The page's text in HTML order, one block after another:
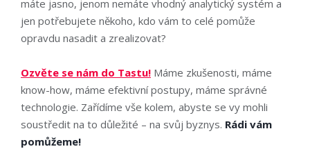
máte jasno, jenom nemáte vhodný analytický systém a
jen potřebujete někoho, kdo vám to celé pomůže
opravdu nasadit a zrealizovat?
Ozvěte se nám do Tastu! Máme zkušenosti, máme
know-how, máme efektivní postupy, máme správné
technologie. Zařídíme vše kolem, abyste se vy mohli
soustředit na to důležité – na svůj byznys. Rádi vám
pomůžeme!